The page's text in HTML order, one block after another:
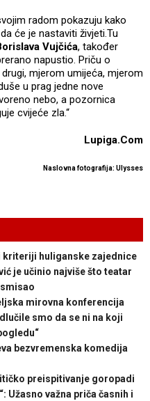
radom pokazuju kako
će je nastaviti živjeti.Tu
Vujčića, također
napustio. Priču o
mjerom umijeća, mjerom
u prag jedne nove
nebo, a pozornica
cvijeće zla.“
Lupiga.Com
Naslovna fotografija: Ulysses
kriteriji huliganske zajednice
je učinio najviše što teatar
mirovna konferencija
smo da se ni na koji
bezvremenska komedija
preispitivanje goropadi
Užasno važna priča časnih i